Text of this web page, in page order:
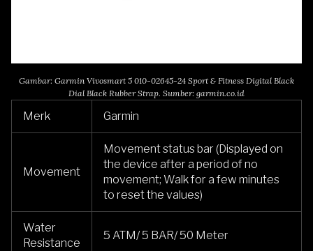
Gambar: Garmin Vivosmart 5 010-02645-24 Sport & Fitness Digital Black
Dial Black Rubber Strap. Sumber: garmin.co.id
Merk Garmin
Movement
Movement status bar (Displayed on
the device after a period of no
movement; Walk for a few minutes
to reset the values)
Water
Resistance
5 ATM/ 5 BAR/ 50 Meter